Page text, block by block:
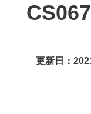
更新日：